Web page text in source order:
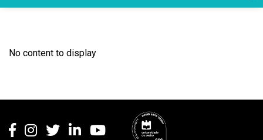
No content to display